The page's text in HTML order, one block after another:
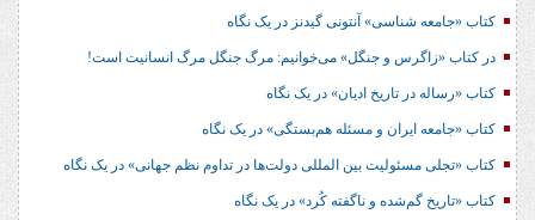
کتاب «جامعه شناسی» آنتونی گیدنز در یک نگاه
در کتاب «زاگرس و جنگل» می‌خوانیم: مرگ جنگل مرگ انسانیت است!
کتاب «رساله در تاریخ ادیان» در یک نگاه
کتاب «جامعه ایران و مسئله هم‌بستگی» در یک نگاه
کتاب «تجلی مسئولیت بین المللی دولت‌ها در تداوم نظم جهانی» در یک نگاه
کتاب «تاریخ گم‌شده و ناگفته کُرد» در یک نگاه